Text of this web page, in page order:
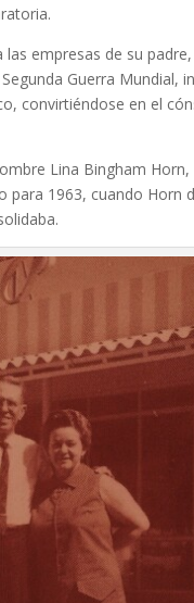
las empresas de su
Guerra
convirtiéndose en el
Lina Bingham
para 1963, cuando